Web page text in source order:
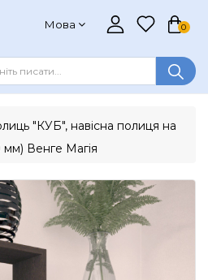
Мова 0
"КУБ", навісна полиця на
мм) Венге Магія